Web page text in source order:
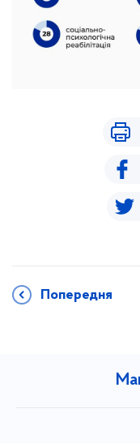
Попередня